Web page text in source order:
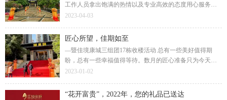
工作人员拿出饱满的热情以及专业高效的态度用心服务客
户。幸福气息与春天新绿铺满回家的路，让业主尽情享受
2023-04-03
匠心所望，佳期如至
—暨佳境康城三组团17栋收楼活动 总有一些美好值得期
盼，总有一些幸福值得等待。数月的匠心准备只为今天向
业主道一声：“您好，欢迎回家！”终于在12月31日，2022年
2023-01-02
“花开富贵”，2022年，您的礼品已送达